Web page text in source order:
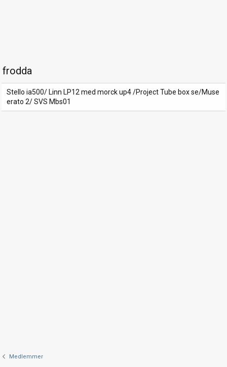
frodda
Stello ia500/ Linn LP12 med morck up4 /Project Tube box se/Muse
erato 2/ SVS Mbs01
Medlemmer